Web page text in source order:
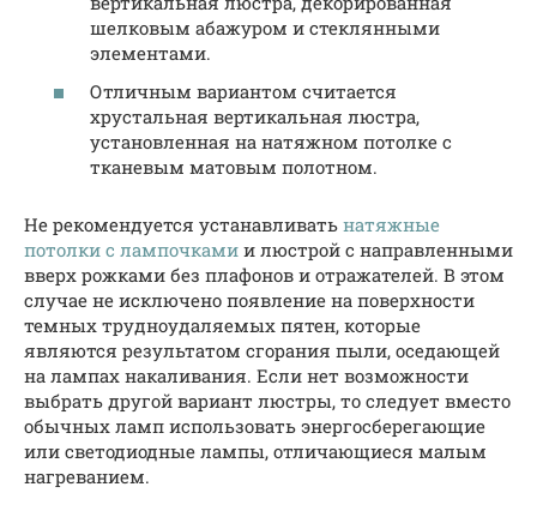
шелковым абажуром и стеклянными
элементами.
Отличным вариантом считается
хрустальная вертикальная люстра,
установленная на натяжном потолке с
тканевым матовым полотном.
Не рекомендуется устанавливать натяжные
потолки с лампочками и люстрой с направленными
вверх рожками без плафонов и отражателей. В этом
случае не исключено появление на поверхности
темных трудноудаляемых пятен, которые
являются результатом сгорания пыли, оседающей
на лампах накаливания. Если нет возможности
выбрать другой вариант люстры, то следует вместо
обычных ламп использовать энергосберегающие
или светодиодные лампы, отличающиеся малым
нагреванием.